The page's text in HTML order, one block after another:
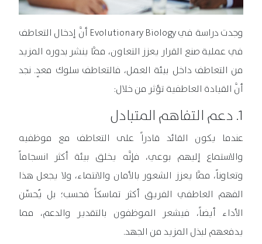
وجدت دراسة في Evolutionary Biology أنَّ إدخال التعاطف
في عملية صنع القرار يعزز التعاون، ممَّا ينشر بدوره المزيد
من التعاطف داخل بيئة العمل، فالتعاطف سلوك معدٍ. نجد
أنَّ القيادة العاطفية تؤثر من خلال:
1. دعم التفاهم المتبادل
عندما يكون القائد قادراً على التعاطف مع موظفيه
والاستماع إليهم بوعي، فإنَّه يخلق بيئة أكثر انسجاماً
وتعاوناً، ممَّا يعزز الشعور بالأمان والانتماء، ولا يجعل هذا
الفهم العاطفي الفريق أكثر تماسكاً فحسب؛ بل يُحسِّن
الأداء أيضاً، فيشعر الموظفون بالتقدير والدعم، مما
يدفعهم لبذل المزيد من الجهد.